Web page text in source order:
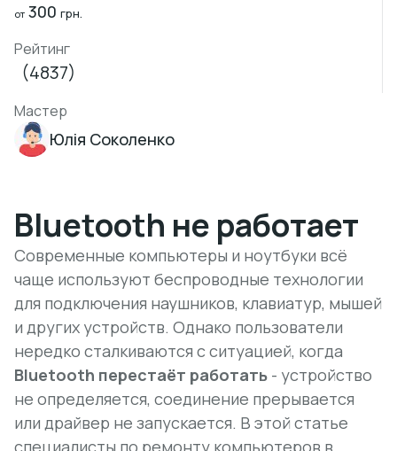
от 300 грн.
Рейтинг
(4837)
Мастер
Юлія Соколенко
Bluetooth не работает
Современные компьютеры и ноутбуки всё
чаще используют беспроводные технологии
для подключения наушников, клавиатур, мышей
и других устройств. Однако пользователи
нередко сталкиваются с ситуацией, когда
Bluetooth перестаёт работать - устройство
не определяется, соединение прерывается
или драйвер не запускается. В этой статье
специалисты по ремонту компьютеров в